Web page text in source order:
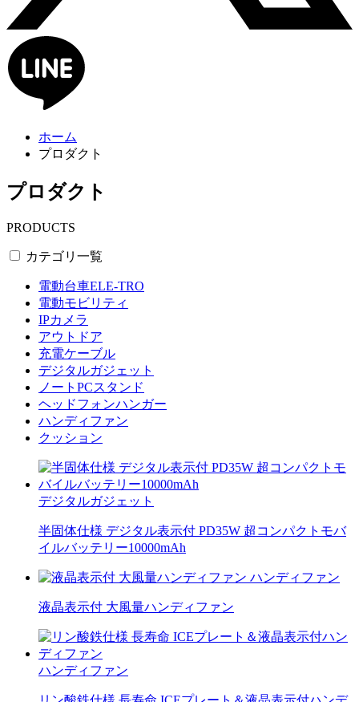
ホーム
プロダクト
プロダクト
PRODUCTS
カテゴリ一覧
電動台車ELE-TRO
電動モビリティ
IPカメラ
アウトドア
充電ケーブル
デジタルガジェット
ノートPCスタンド
ヘッドフォンハンガー
ハンディファン
クッション
デジタルガジェット
半固体仕様 デジタル表示付 PD35W 超コンパクトモバ
イルバッテリー10000mAh
ハンディファン
液晶表示付 大風量ハンディファン
ハンディファン